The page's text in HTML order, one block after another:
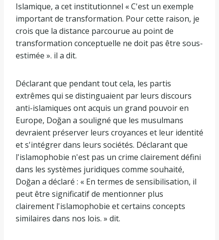
Islamique, a cet institutionnel « C'est un exemple
important de transformation. Pour cette raison, je
crois que la distance parcourue au point de
transformation conceptuelle ne doit pas être sous-
estimée ». il a dit.
Déclarant que pendant tout cela, les partis
extrêmes qui se distinguaient par leurs discours
anti-islamiques ont acquis un grand pouvoir en
Europe, Doğan a souligné que les musulmans
devraient préserver leurs croyances et leur identité
et s'intégrer dans leurs sociétés. Déclarant que
l'islamophobie n'est pas un crime clairement défini
dans les systèmes juridiques comme souhaité,
Doğan a déclaré : « En termes de sensibilisation, il
peut être significatif de mentionner plus
clairement l'islamophobie et certains concepts
similaires dans nos lois. » dit.